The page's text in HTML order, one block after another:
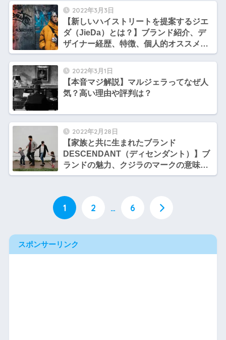
イテム【tomoさんのファッション勉強部
屋】
2022年3月3日
【新しいハイストリートを提案するジエ
ダ（JieDa）とは？】ブランド紹介、デ
ザイナー経歴、特徴、個人的オススメア
イテム【tomoさんのファッション勉強部
屋】
2022年3月1日
【本音マジ解説】マルジェラってなぜ人
気？高い理由や評判は？
2022年2月28日
【家族と共に生まれたブランド
DESCENDANT（ディセンダント）】ブ
ランドの魅力、クジラのマークの意味、
オススメアイテムとは？【tomoのファッ
1 2 … 6
スポンサーリンク